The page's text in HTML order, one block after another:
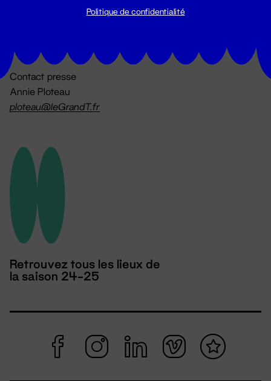
Contact presse
Annie Ploteau
ploteau@leGrandT.fr
Retrouvez tous les lieux de
la saison 24-25
Politique de confidentialité